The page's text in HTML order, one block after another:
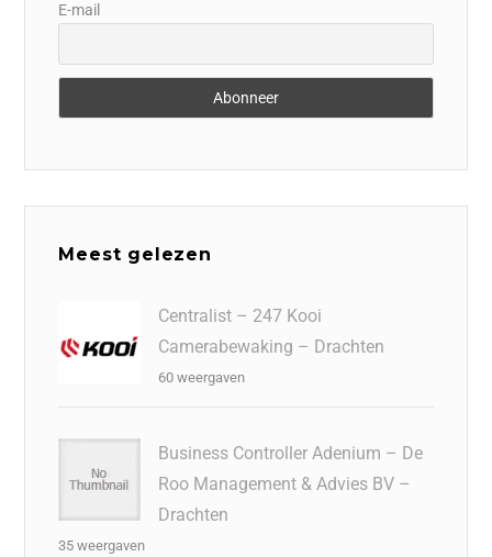
E-mail
Meest gelezen
Centralist – 247 Kooi
Camerabewaking – Drachten
60 weergaven
Business Controller Adenium – De
Roo Management & Advies BV –
Drachten
35 weergaven